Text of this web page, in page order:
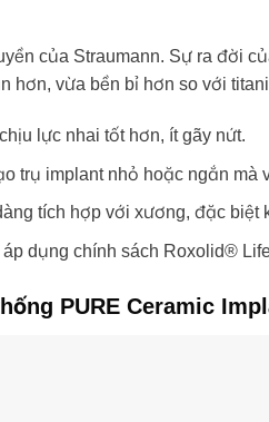
của Straumann. Sự ra đời
hơn, vừa bền bỉ hơn so với
lực nhai tốt hơn, ít gãy nứt.
trụ implant nhỏ hoặc ngắn
tích hợp với xương, đặc biệt
dụng chính sách Roxolid®
PURE Ceramic